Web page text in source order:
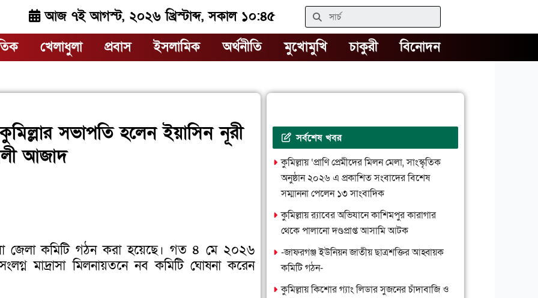
আজ ৭ই আগস্ট, ২০২৬ খ্রিস্টাব্দ, সকাল ১০:৪৫ Search
খেলাধুলা প্রবাস ইসলামিক অর্থনীতি মুখোমুখি চাকুরী বিনোদন
সভাপতি হলেন ইয়াসিন নূরী
আজাদ
জেলা কমিটি গঠন করা হয়েছে। গত ৪ মে ২০২৬
মাদ্রাসা মিলনায়তনে নব কমিটি ঘোষনা করেন
সর্বশেষ খবর
কুমিল্লায় ‘প্রাণি প্রেমীদের মিলন মেলা, সাংস্কৃতিক
অনুষ্ঠান ২০২৬ এ প্রকাশিত সংবাদের বিশেষ
সম্মাননা পেলেন ১৩ সাংবাদিক
কুমিল্লায় র‌্যাবের অভিযানে কাশিমপুর কারাগার
থেকে পালানো দণ্ডপ্রাপ্ত আসামি আটক
-জাফরগঞ্জ ইউনিয়ন জাতীয় ছাত্রশক্তির আহ্বায়ক
কমিটি গঠন-
কুমিল্লায় কিশোর গ্যাং লিডার সুজনের চাঁদাবাজি ও